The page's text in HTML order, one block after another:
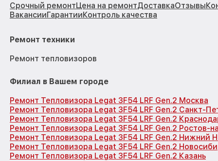
Срочный ремонтЦена на ремонтДоставкаОтзывы
ВакансииГарантииКонтроль качества
Ремонт техники
Ремонт тепловизоров
Филиал в Вашем городе
Ремонт Тепловизора Legat 3F54 LRF Gen.2 Москва
Ремонт Тепловизора Legat 3F54 LRF Gen.2 Санкт-
Ремонт Тепловизора Legat 3F54 LRF Gen.2
Ремонт Тепловизора Legat 3F54 LRF Gen.2 Ростов-
Ремонт Тепловизора Legat 3F54 LRF Gen.2 Нижний
Ремонт Тепловизора Legat 3F54 LRF Gen.2
Ремонт Тепловизора Legat 3F54 LRF Gen.2 Казань